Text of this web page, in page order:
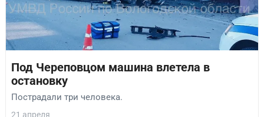
Под Череповцом машина влетела в
остановку
Пострадали три человека.
21 апреля